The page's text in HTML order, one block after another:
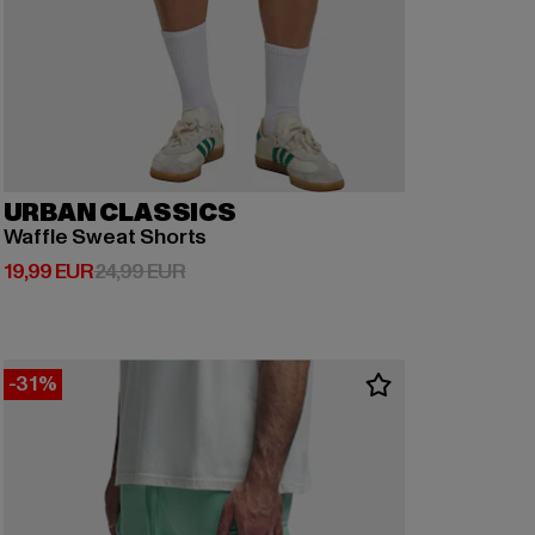
URBAN CLASSICS
Waffle Sweat Shorts
19,99 EUR
Derzeitiger Preis: 19,99 EUR
24,99 EURAktionspreis: 24,99 EUR
-31%